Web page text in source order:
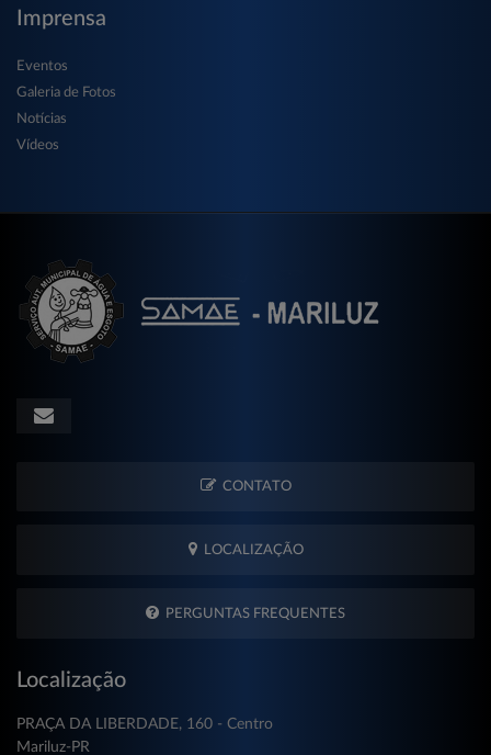
Imprensa
Eventos
Galeria de Fotos
Notícias
Vídeos
CONTATO
LOCALIZAÇÃO
PERGUNTAS FREQUENTES
Localização
PRAÇA DA LIBERDADE, 160 - Centro
Mariluz-PR